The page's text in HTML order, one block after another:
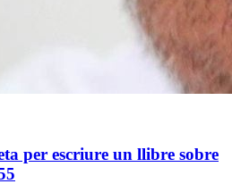
per escriure un llibre sobre